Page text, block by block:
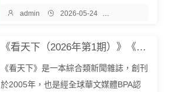
多元，包含時政、財經、科技、文化、娛
者展現更廣闊的世界和人生的更多可能。
脫...
 admin  2026-05-24 
《看天下（2026年第1期）》《看天下》雜誌社『中文EPUB電子書下載 - 爾書網』
《看天下》是一本綜合類新聞雜誌，創刊
於2005年，也是經全球華文媒體BPA認